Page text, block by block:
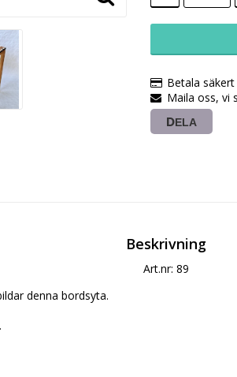
Betala
Maila oss, vi
DELA
Beskrivning
Art.nr: 89
denna bordsyta.